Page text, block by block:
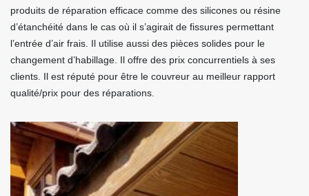
produits de réparation efficace comme des silicones ou résine
d’étanchéité dans le cas où il s’agirait de fissures permettant
l’entrée d’air frais. Il utilise aussi des pièces solides pour le
changement d’habillage. Il offre des prix concurrentiels à ses
clients. Il est réputé pour être le couvreur au meilleur rapport
qualité/prix pour des réparations.